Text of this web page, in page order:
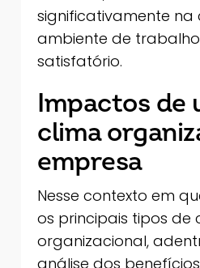
significativamente
ambiente de
satisfatório.
Impactos de
clima
empresa
Nesse contexto em
os principais tipos de
organizacional,
análise dos